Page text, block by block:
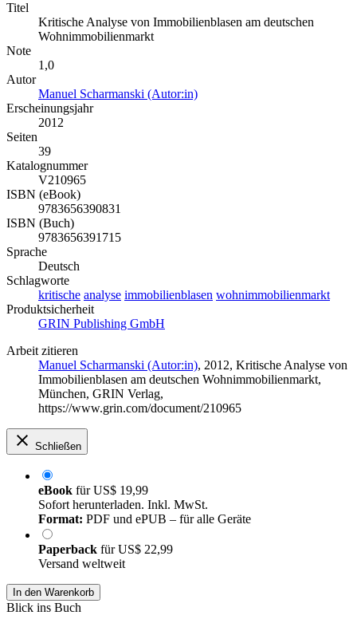
Titel
Kritische Analyse von Immobilienblasen am deutschen
Wohnimmobilienmarkt
Note
1,0
Autor
Manuel Scharmanski (Autor:in)
Erscheinungsjahr
2012
Seiten
39
Katalognummer
V210965
ISBN (eBook)
9783656390831
ISBN (Buch)
9783656391715
Sprache
Deutsch
Schlagworte
kritische analyse immobilienblasen wohnimmobilienmarkt
Produktsicherheit
GRIN Publishing GmbH
Arbeit zitieren
Manuel Scharmanski (Autor:in), 2012, Kritische Analyse von
Immobilienblasen am deutschen Wohnimmobilienmarkt,
München, GRIN Verlag,
https://www.grin.com/document/210965
Schließen
eBook fürUS$ 19,99
Sofort herunterladen. Inkl. MwSt.
Format: PDF und ePUB – für alle Geräte
Paperback fürUS$ 22,99
Versand weltweit
In den Warenkorb
Blick ins Buch